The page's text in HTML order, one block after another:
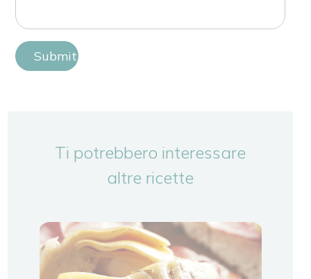
Submit Review
Ti potrebbero interessare
altre ricette